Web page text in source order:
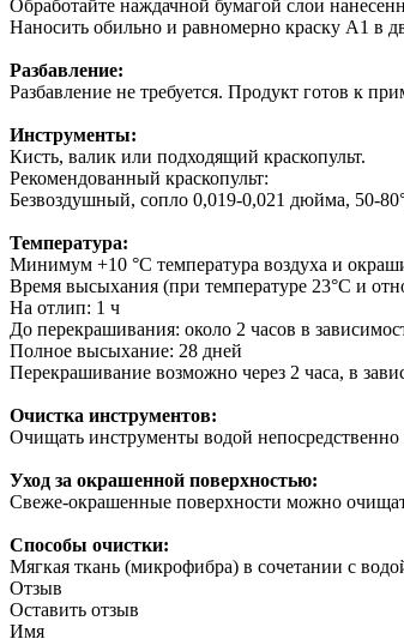
Обработайте наждачной бумагой слои
Наносить обильно и равномерно краску А1 в
Разбавление:
Разбавление не требуется. Продукт готов к
Инструменты:
Кисть, валик или подходящий краскопульт.
Рекомендованный краскопульт:
Безвоздушный, сопло 0,019-0,021 дюйма, 50-
Температура:
Минимум +10 °C температура воздуха и
Время высыхания (при температуре 23°С и
На отлип: 1 ч
До перекрашивания: около 2 часов в
Полное высыхание: 28 дней
Перекрашивание возможно через 2 часа, в
Очистка инструментов:
Очищать инструменты водой
Уход за окрашенной поверхностью:
Свеже-окрашенные поверхности можно
Способы очистки:
Мягкая ткань (микрофибра) в сочетании с
Отзыв
Оставить отзыв
Имя